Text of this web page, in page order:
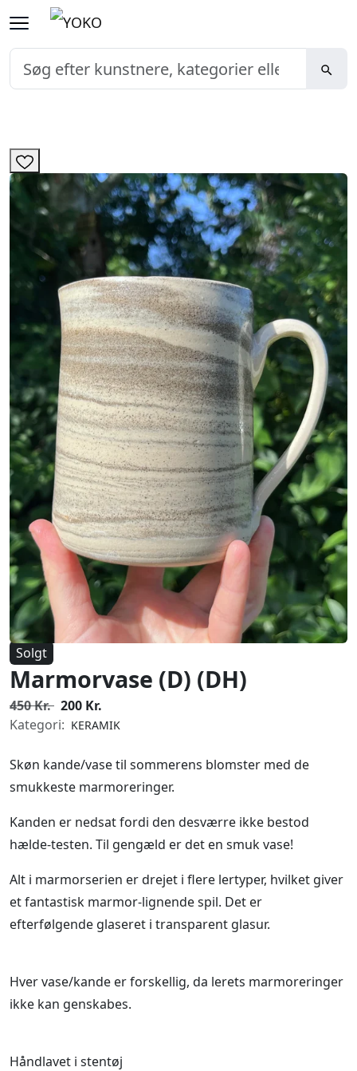
Solgt
Marmorvase (D) (DH)
450 Kr. 200 Kr.
Kategori: KERAMIK
Skøn kande/vase til sommerens blomster med de
smukkeste marmoreringer.
Kanden er nedsat fordi den desværre ikke bestod
hælde-testen. Til gengæld er det en smuk vase!
Alt i marmorserien er drejet i flere lertyper, hvilket giver
et fantastisk marmor-lignende spil. Det er
efterfølgende glaseret i transparent glasur.
Hver vase/kande er forskellig, da lerets marmoreringer
ikke kan genskabes.
Håndlavet i stentøj